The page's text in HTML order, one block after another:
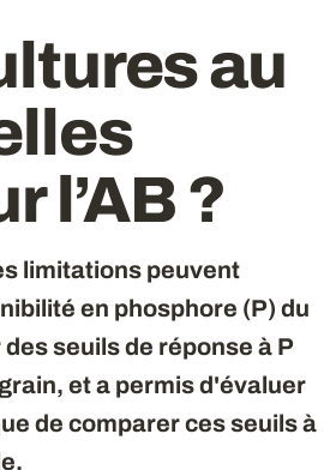
au
l’AB ?
limitations peuvent
en phosphore (P) du
seuils de réponse à P
et a permis d'évaluer
de comparer ces seuils à